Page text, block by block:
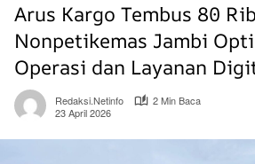
Arus Kargo Tembus 80
Nonpetikemas Jambi
Operasi dan Layanan
Redaksi.netinfo
2 Min Baca
23 April 2026